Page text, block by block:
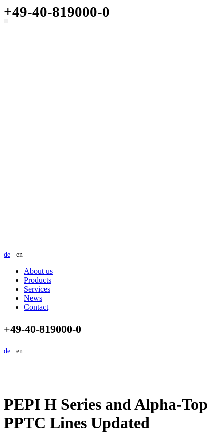
+49-40-819000-0
de en
About us
Products
Services
News
Contact
+49-40-819000-0
de en
PEPI H Series and Alpha-Top
PPTC Lines Updated